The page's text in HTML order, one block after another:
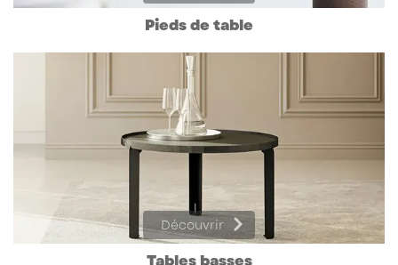
Pieds de table
Découvrir